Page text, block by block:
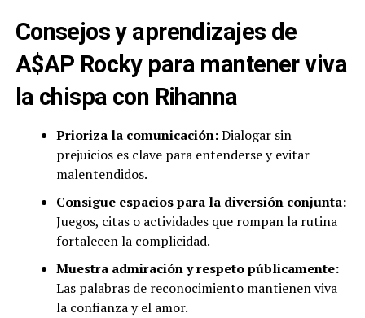
Consejos y aprendizajes de
A$AP Rocky para mantener viva
la chispa con Rihanna
Prioriza la comunicación:Dialogar sin
prejuicios es clave para entenderse y evitar
malentendidos.
Consigue espacios para la diversión conjunta:
Juegos, citas o actividades que rompan la rutina
fortalecen la complicidad.
Muestra admiración y respeto públicamente:
Las palabras de reconocimiento mantienen viva
la confianza y el amor.